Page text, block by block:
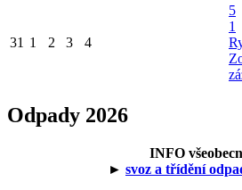
31 1 2 3 4
5
1
Odpady 2026
INFO
► svoz a třídění